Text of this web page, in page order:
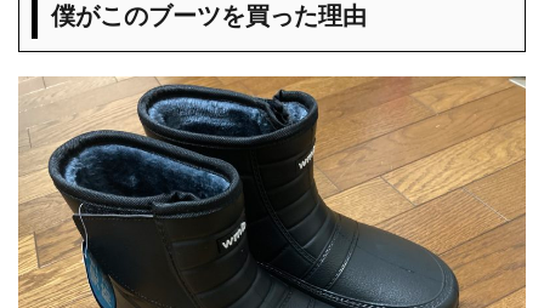
僕がこのブーツを買った理由